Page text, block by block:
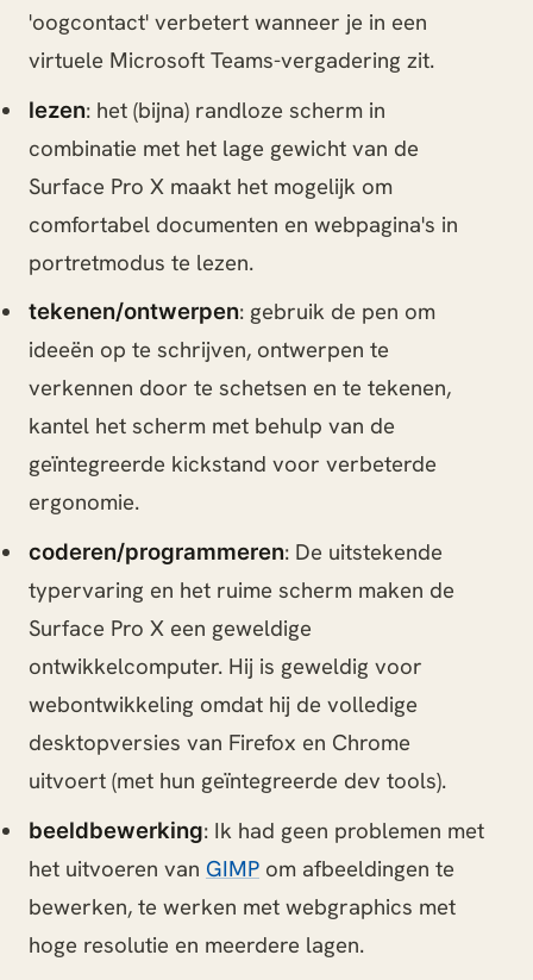
'oogcontact' verbetert wanneer je in een
virtuele Microsoft Teams-vergadering zit.
lezen: het (bijna) randloze scherm in
combinatie met het lage gewicht van de
Surface Pro X maakt het mogelijk om
comfortabel documenten en webpagina's in
portretmodus te lezen.
tekenen/ontwerpen: gebruik de pen om
ideeën op te schrijven, ontwerpen te
verkennen door te schetsen en te tekenen,
kantel het scherm met behulp van de
geïntegreerde kickstand voor verbeterde
ergonomie.
coderen/programmeren: De uitstekende
typervaring en het ruime scherm maken de
Surface Pro X een geweldige
ontwikkelcomputer. Hij is geweldig voor
webontwikkeling omdat hij de volledige
desktopversies van Firefox en Chrome
uitvoert (met hun geïntegreerde dev tools).
beeldbewerking: Ik had geen problemen met
het uitvoeren van GIMPom afbeeldingen te
bewerken, te werken met webgraphics met
hoge resolutie en meerdere lagen.